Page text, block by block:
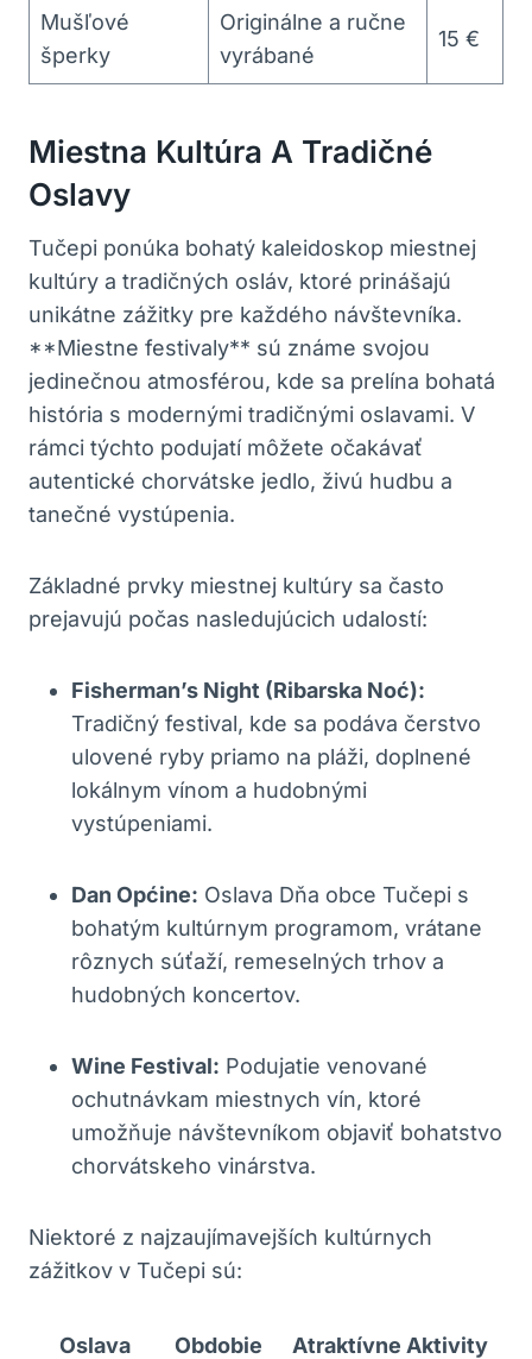
Mušľové
šperky
Originálne a ručne
vyrábané
15 €
Miestna Kultúra A Tradičné
Oslavy
Tučepi ponúka bohatý kaleidoskop miestnej
kultúry a tradičných osláv, ktoré prinášajú
unikátne zážitky pre každého návštevníka.
**Miestne festivaly** sú známe svojou
jedinečnou atmosférou, kde sa prelína bohatá
história s modernými tradičnými oslavami. V
rámci týchto podujatí môžete očakávať
autentické chorvátske jedlo, živú hudbu a
tanečné vystúpenia.
Základné prvky miestnej kultúry sa často
prejavujú počas nasledujúcich udalostí:
Fisherman’s Night (Ribarska Noć):
Tradičný festival, kde sa podáva čerstvo
ulovené ryby priamo na pláži, doplnené
lokálnym vínom a hudobnými
vystúpeniami.
Dan Općine: Oslava Dňa obce Tučepi s
bohatým kultúrnym programom, vrátane
rôznych súťaží, remeselných trhov a
hudobných koncertov.
Wine Festival: Podujatie venované
ochutnávkam miestnych vín, ktoré
umožňuje návštevníkom objaviť bohatstvo
chorvátskeho vinárstva.
Niektoré z najzaujímavejších kultúrnych
zážitkov v Tučepi sú:
Oslava Obdobie
Atraktívne Aktivity